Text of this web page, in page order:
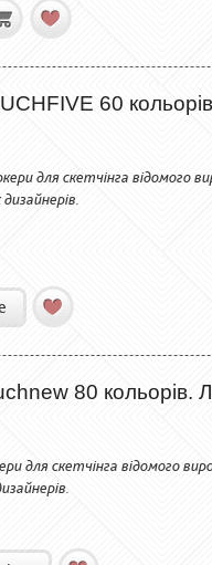
60
для скетчінга
80
для скетчінга відомого